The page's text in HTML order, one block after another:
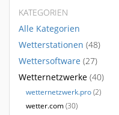
KATEGORIEN
Alle Kategorien
Wetterstationen (48)
Wettersoftware (27)
Wetternetzwerke (40)
wetternetzwerk.pro(2)
wetter.com(30)